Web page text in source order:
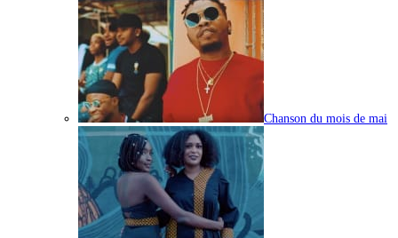
Chanson du mois de mai